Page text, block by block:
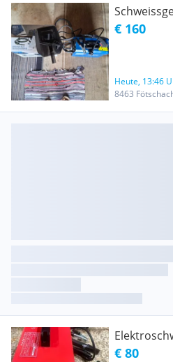
€ 160
Heute, 13:46
8463
€ 80